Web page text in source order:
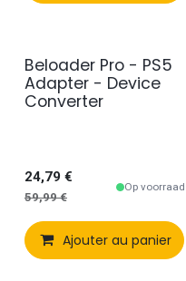
en promotion
Beloader Pro - PS5
Adapter - Device
Converter
24,79 €
59,99€
Op voorraad
Ajouter au panier